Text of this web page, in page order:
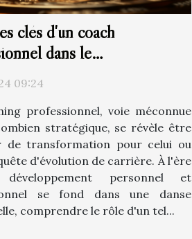
clés d'un coach
dans le
de carrière
09:24
professionnel, voie méconnue
stratégique, se révèle être
de transformation pour celui ou
d'évolution de carrière. À l'ère
personnel et
se fond dans une danse
comprendre le rôle d'un tel...